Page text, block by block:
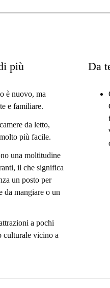
più
è nuovo, ma
e familiare.
da letto,
più facile.
una moltitudine
il che significa
un posto per
da mangiare o un
a pochi
culturale vicino a
Da